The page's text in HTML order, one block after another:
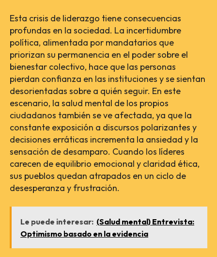
Esta crisis de liderazgo tiene consecuencias
profundas en la sociedad. La incertidumbre
política, alimentada por mandatarios que
priorizan su permanencia en el poder sobre el
bienestar colectivo, hace que las personas
pierdan confianza en las instituciones y se sientan
desorientadas sobre a quién seguir. En este
escenario, la salud mental de los propios
ciudadanos también se ve afectada, ya que la
constante exposición a discursos polarizantes y
decisiones erráticas incrementa la ansiedad y la
sensación de desamparo. Cuando los líderes
carecen de equilibrio emocional y claridad ética,
sus pueblos quedan atrapados en un ciclo de
desesperanza y frustración.
Le puede interesar: (Salud mental) Entrevista:
Optimismo basado en la evidencia